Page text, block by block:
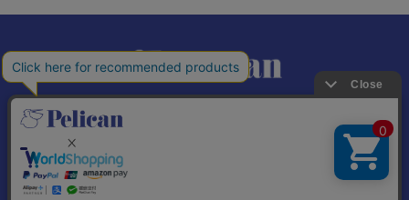
個人情報の取り扱いについて 特定商取引法に基づく表記